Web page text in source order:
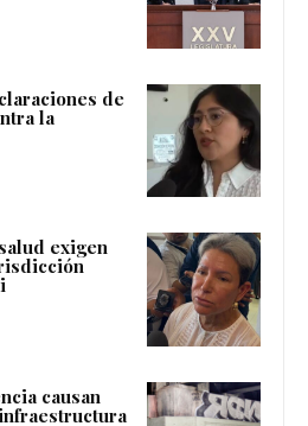
de
la
exigen
causan